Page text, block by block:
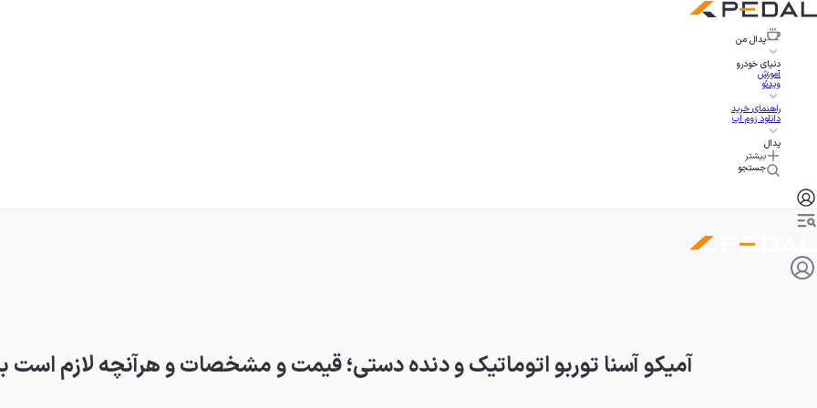
پدال من
دنیای خودرو
آموزش
ویدئو
راهنمای خرید
دانلود زوم اپ
پدال
بیشتر
جستجو
آمیکو آسنا توربو اتوماتیک و دنده دستی؛ قیمت و مشخصات و هرآنچه لازم است